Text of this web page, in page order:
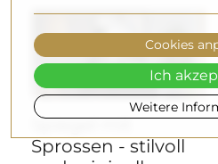
Spiegel mit
Sprossen - stilvoll
Weitere
Cookies
Ich